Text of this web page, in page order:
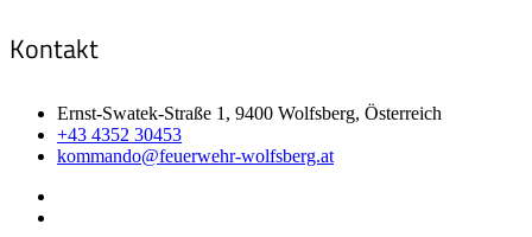
Kontakt
Ernst-Swatek-Straße 1, 9400 Wolfsberg, Österreich
+43 4352 30453
kommando@feuerwehr-wolfsberg.at